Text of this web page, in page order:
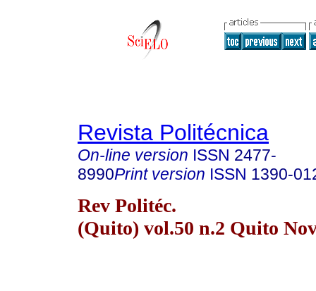
Revista Politécnica
On-line version ISSN 2477-
8990Print version ISSN 1390-
Rev Politéc.
(Quito) vol.50 n.2 Quito